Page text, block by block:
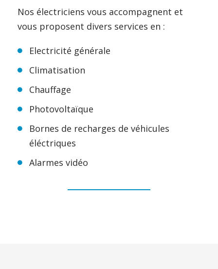
Nos électriciens vous accompagnent et
vous proposent divers services en :
Electricité générale
Climatisation
Chauffage
Photovoltaïque
Bornes de recharges de véhicules
éléctriques
Alarmes vidéo